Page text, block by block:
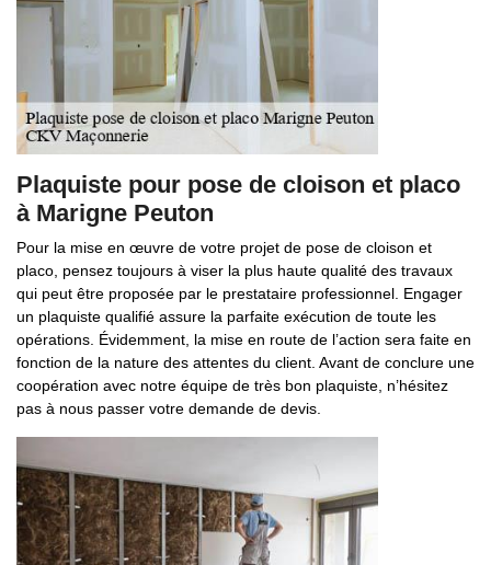
Plaquiste pour pose de cloison et placo
à Marigne Peuton
Pour la mise en œuvre de votre projet de pose de cloison et
placo, pensez toujours à viser la plus haute qualité des travaux
qui peut être proposée par le prestataire professionnel. Engager
un plaquiste qualifié assure la parfaite exécution de toute les
opérations. Évidemment, la mise en route de l’action sera faite en
fonction de la nature des attentes du client. Avant de conclure une
coopération avec notre équipe de très bon plaquiste, n’hésitez
pas à nous passer votre demande de devis.